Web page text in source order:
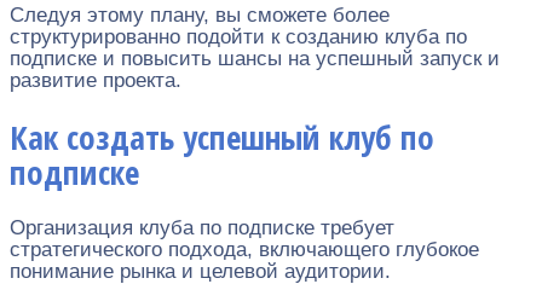
Следуя этому плану, вы сможете более
структурированно подойти к созданию клуба по
подписке и повысить шансы на успешный запуск и
развитие проекта.
Как создать успешный клуб по
подписке
Организация клуба по подписке требует
стратегического подхода, включающего глубокое
понимание рынка и целевой аудитории.